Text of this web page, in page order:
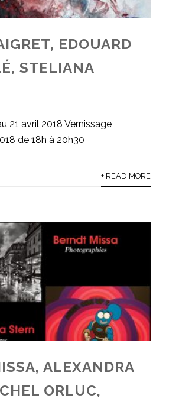
EDOUARD
STELIANA
21 avril 2018 Vernissage
de 18h à 20h30
+ READ MORE
ALEXANDRA
ORLUC,